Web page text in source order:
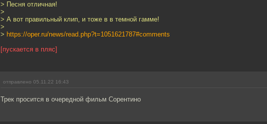
> Песня отличная!
>
> А вот правильный клип, и тоже в в темной гамме!
>
> https://oper.ru/news/read.php?t=1051621787#comments
[пускается в пляс]
отправлено 05.11.22 16:43
Трек просится в очередной фильм Сорентино